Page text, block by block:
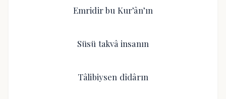
Emridir bu Kur’ân’ın
Süsü takvâ insanın
Tâlibiysen dîdârın